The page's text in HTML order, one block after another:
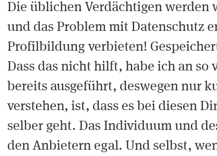
Die üblichen Verdächtigen werden
und das Problem mit Datenschutz
Profilbildung verbieten!
Dass das nicht hilft, habe ich an so
bereits ausgeführt, deswegen nur
verstehen, ist, dass es bei diesen
selber geht. Das Individuum und
den Anbietern egal. Und selbst,